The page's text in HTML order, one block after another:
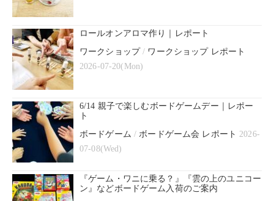
ロールオンアロマ作り｜レポート
ワークショップ/ ワークショップ レポート
2026-07-20(Mon)
6/14 親子で楽しむボードゲームデー｜レポー
ト
ボードゲーム / ボードゲーム会 レポート 2026-
07-08(Wed)
『ゲーム・ワニに乗る？』『雲の上のユニコー
ン』などボードゲーム入荷のご案内